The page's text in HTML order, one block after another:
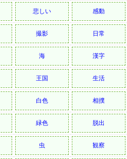
悲しい 感動
撮影 日常
海 漢字
王国 生活
白色 相撲
緑色 脱出
虫 観察